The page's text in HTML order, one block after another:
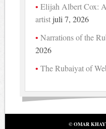
Elijah Albert Cox:
artist juli 7, 2026
Narrations of the
2026
The Rubaiyat of
© OMAR